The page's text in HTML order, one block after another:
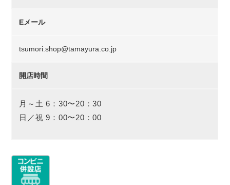
Eメール
tsumori.shop@tamayura.co.jp
開店時間
月～土 6：30〜20：30
日／祝 9：00〜20：00